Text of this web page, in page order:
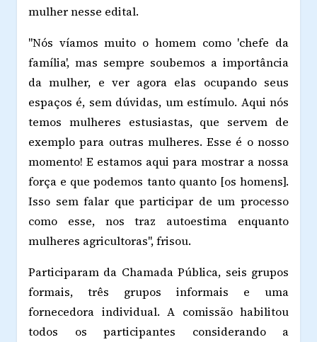
mulher nesse edital.
"Nós víamos muito o homem como 'chefe da
família', mas sempre soubemos a importância
da mulher, e ver agora elas ocupando seus
espaços é, sem dúvidas, um estímulo. Aqui nós
temos mulheres estusiastas, que servem de
exemplo para outras mulheres. Esse é o nosso
momento! E estamos aqui para mostrar a nossa
força e que podemos tanto quanto [os homens].
Isso sem falar que participar de um processo
como esse, nos traz autoestima enquanto
mulheres agricultoras", frisou.
Participaram da Chamada Pública, seis grupos
formais, três grupos informais e uma
fornecedora individual. A comissão habilitou
todos os participantes considerando a